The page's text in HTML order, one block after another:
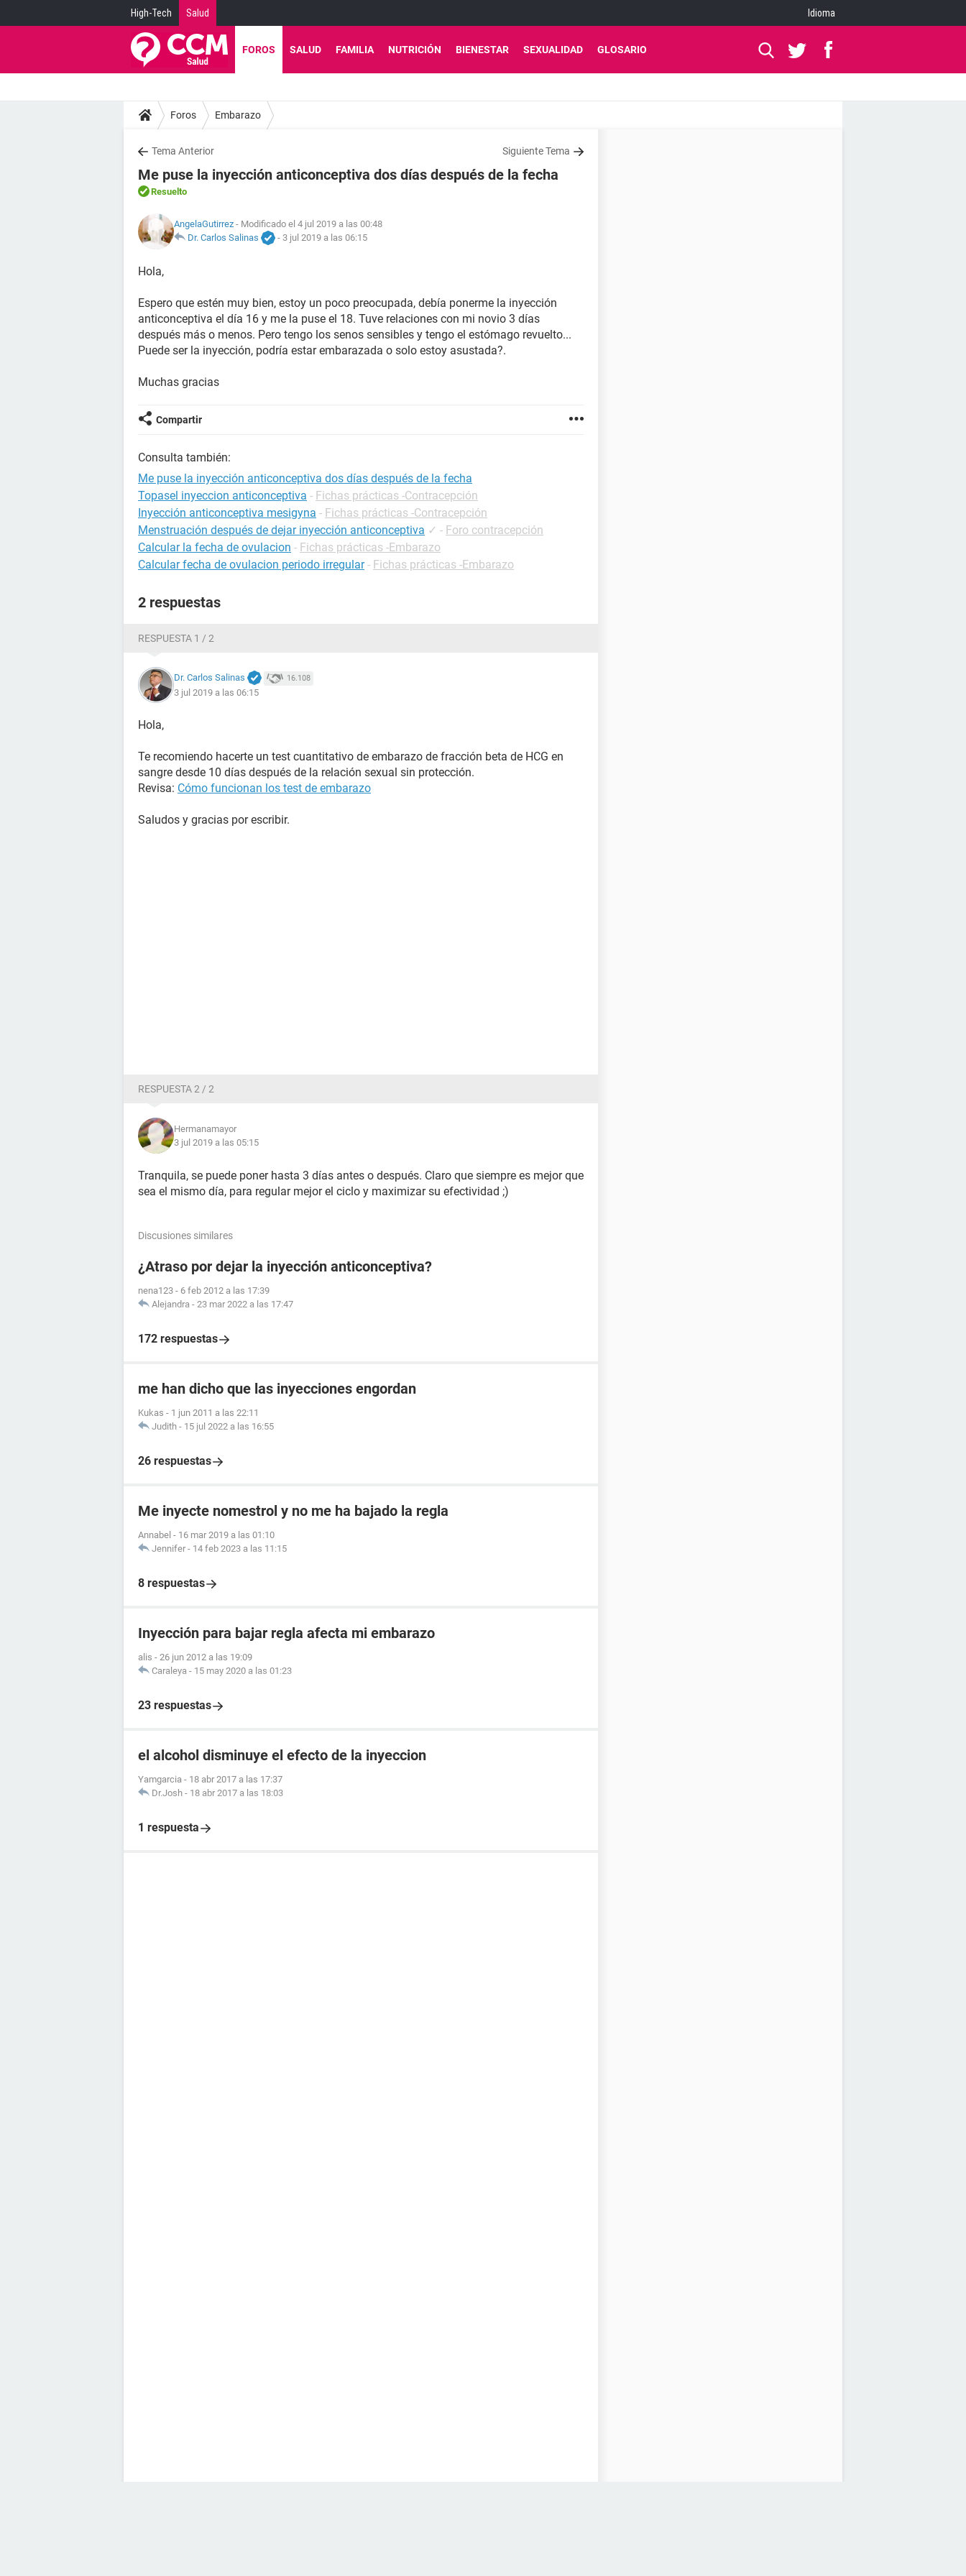
High-Tech Salud Idioma
FOROS SALUD FAMILIA NUTRICIÓN BIENESTAR SEXUALIDAD GLOSARIO
Foros Embarazo
Tema Anterior Siguiente Tema
Me puse la inyección anticonceptiva dos días después de la fecha
Resuelto
AngelaGutirrez - Modificado el 4 jul 2019 a las 00:48
Dr. Carlos Salinas
- 3 jul 2019 a las 06:15
Hola,
Espero que estén muy bien, estoy un poco preocupada, debía ponerme la inyección
anticonceptiva el día 16 y me la puse el 18. Tuve relaciones con mi novio 3 días
después más o menos. Pero tengo los senos sensibles y tengo el estómago revuelto...
Puede ser la inyección, podría estar embarazada o solo estoy asustada?.
Muchas gracias
Compartir
Consulta también:
Me puse la inyección anticonceptiva dos días después de la fecha
Topasel inyeccion anticonceptiva - Fichas prácticas -Contracepción
Inyección anticonceptiva mesigyna - Fichas prácticas -Contracepción
Menstruación después de dejar inyección anticonceptiva ✓ - Foro contracepción
Calcular la fecha de ovulacion - Fichas prácticas -Embarazo
Calcular fecha de ovulacion periodo irregular - Fichas prácticas -Embarazo
2 respuestas
RESPUESTA 1 / 2
Dr. Carlos Salinas 16.108
3 jul 2019 a las 06:15
Hola,
Te recomiendo hacerte un test cuantitativo de embarazo de fracción beta de HCG en
sangre desde 10 días después de la relación sexual sin protección.
Revisa: Cómo funcionan los test de embarazo
Saludos y gracias por escribir.
RESPUESTA 2 / 2
Hermanamayor
3 jul 2019 a las 05:15
Tranquila, se puede poner hasta 3 días antes o después. Claro que siempre es mejor que
sea el mismo día, para regular mejor el ciclo y maximizar su efectividad ;)
Discusiones similares
¿Atraso por dejar la inyección anticonceptiva?
nena123 - 6 feb 2012 a las 17:39
Alejandra - 23 mar 2022 a las 17:47
172 respuestas
me han dicho que las inyecciones engordan
Kukas - 1 jun 2011 a las 22:11
Judith - 15 jul 2022 a las 16:55
26 respuestas
Me inyecte nomestrol y no me ha bajado la regla
Annabel - 16 mar 2019 a las 01:10
Jennifer - 14 feb 2023 a las 11:15
8 respuestas
Inyección para bajar regla afecta mi embarazo
alis - 26 jun 2012 a las 19:09
Caraleya - 15 may 2020 a las 01:23
23 respuestas
el alcohol disminuye el efecto de la inyeccion
Yamgarcia - 18 abr 2017 a las 17:37
Dr.Josh - 18 abr 2017 a las 18:03
1 respuesta